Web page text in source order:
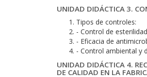
UNIDAD DIDÁCTICA 3.
Tipos de controles:
- Control de esterilidad
- Eficacia de
- Control ambiental y
UNIDAD DIDÁCTICA 4.
DE CALIDAD EN LA